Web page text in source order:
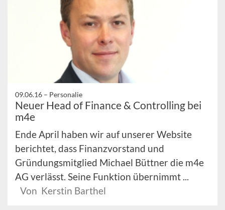
09.06.16 – Personalie
Neuer Head of Finance & Controlling bei
m4e
Ende April haben wir auf unserer Website
berichtet, dass Finanzvorstand und
Gründungsmitglied Michael Büttner die m4e
AG verlässt. Seine Funktion übernimmt ...
Von Kerstin Barthel